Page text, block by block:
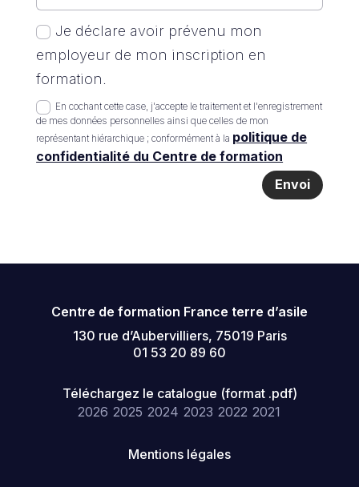
Je déclare avoir prévenu mon
employeur de mon inscription en
formation.
En cochant cette case, j'accepte le traitement et l'enregistrement
de mes données personnelles ainsi que celles de mon
représentant hiérarchique ; conformément à la politique de
confidentialité du Centre de formation
Envoi
Centre de formation France terre d’asile
130 rue d’Aubervilliers, 75019 Paris
01 53 20 89 60
Téléchargez le catalogue (format .pdf)
2026 2025 2024 2023 2022 2021
Mentions légales